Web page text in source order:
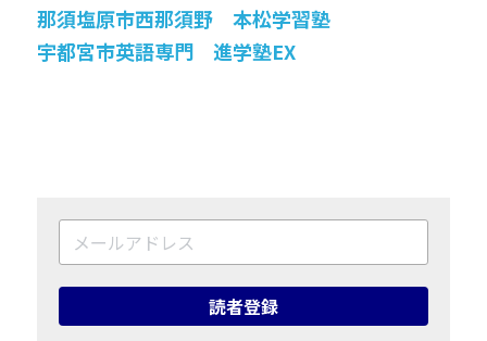
那須塩原市西那須野
本松学習塾
宇都宮市英語専門　進学塾EX
読者登録